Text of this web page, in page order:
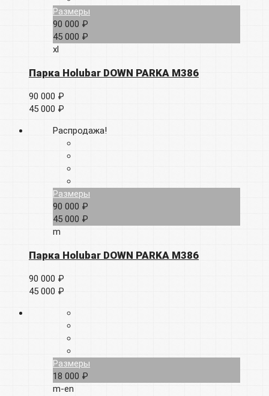
Размеры
90 000 ₽
45 000 ₽
xl
Парка Holubar DOWN PARKA M386
90 000 ₽
45 000 ₽
Распродажа!
Размеры
90 000 ₽
45 000 ₽
m
Парка Holubar DOWN PARKA M386
90 000 ₽
45 000 ₽
Размеры
18 000 ₽
m-en